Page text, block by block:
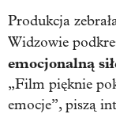
Produkcja
Widzowie
emocjonalną
„Film pięknie
emocje”, piszą